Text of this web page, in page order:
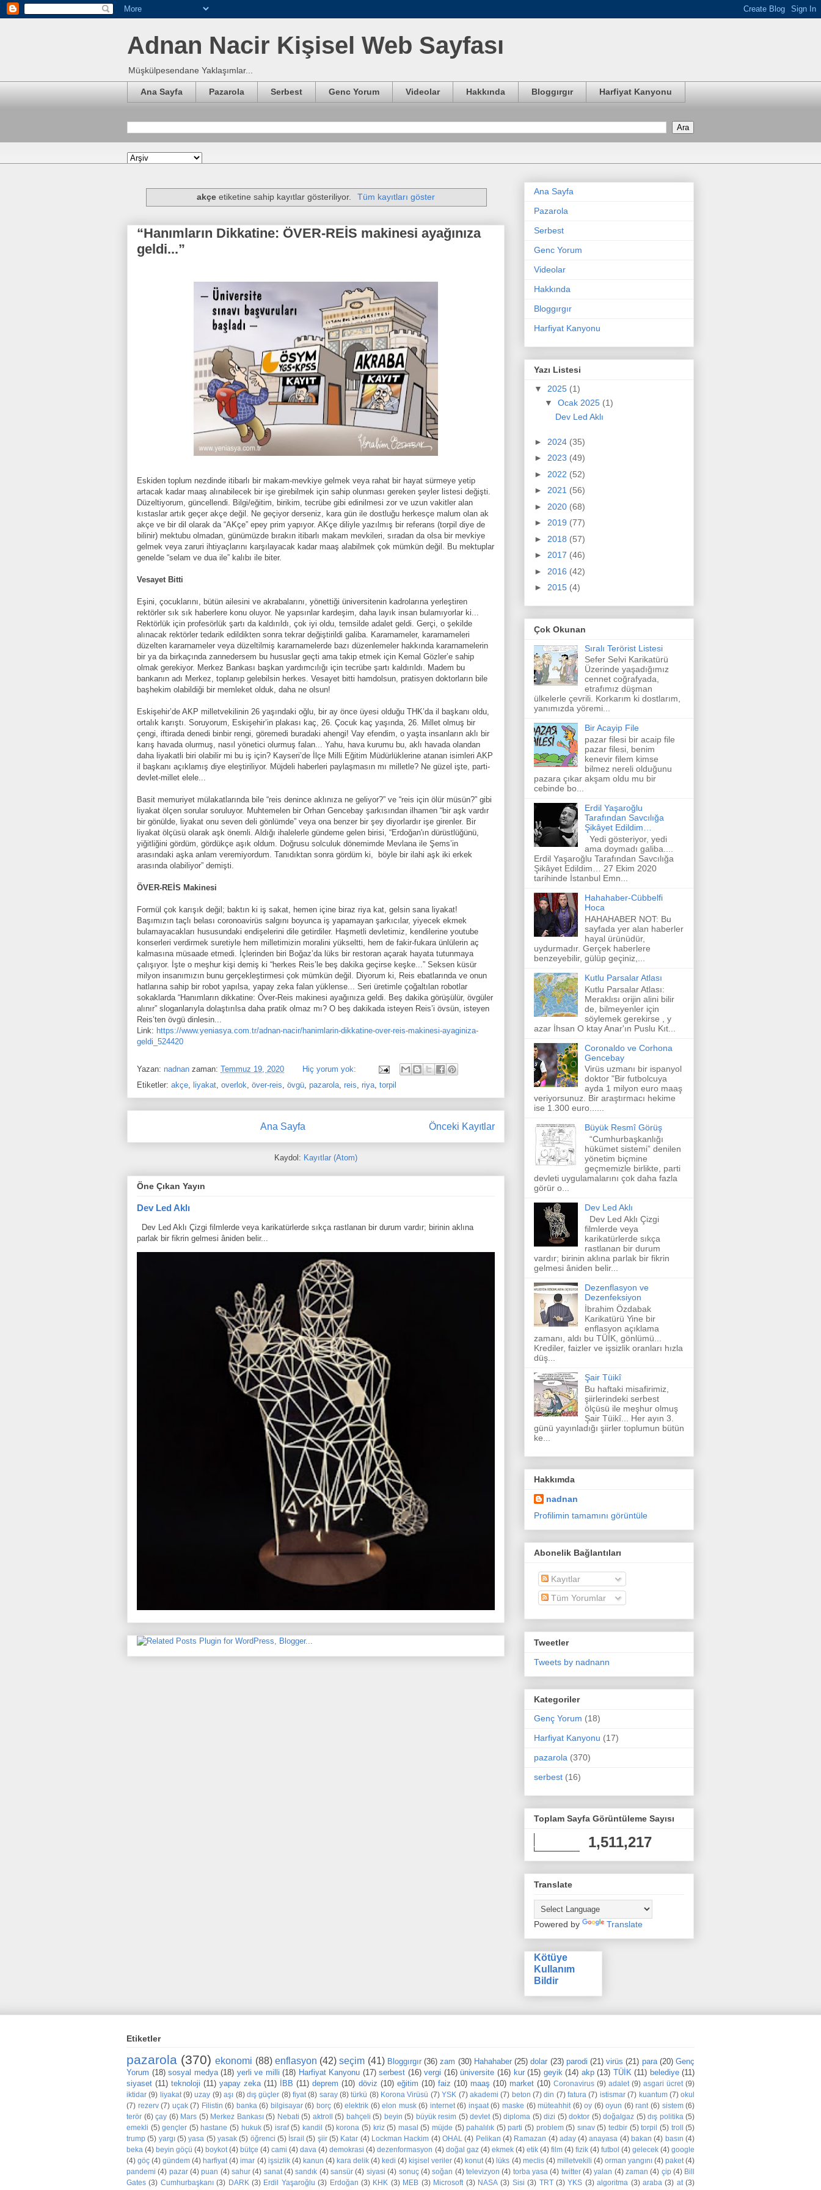
Adnan Nacir Kişisel Web Sayfası
Müşkülpesendane Yaklaşımlar...
Ana Sayfa Pazarola Serbest Genc Yorum Videolar Hakkında Bloggırgır Harfiyat Kanyonu
akçe etiketine sahip kayıtlar gösteriliyor. Tüm kayıtları göster
“Hanımların Dikkatine: ÖVER-REİS makinesi ayağınıza
geldi...”
Eskiden toplum nezdinde itibarlı bir makam-mevkiye gelmek veya rahat bir hayat sürmeye yetip
artacak kadar maaş alınabilecek bir işe girebilmek için sahip olunması gereken şeyler listesi değişti.
Düzeltiyorum, güncellendi. Bilgi/eğitim, birikim, tecrübe gibi edinilmesi zor ve uzun vakitler alan
kıstaslar artık geçer akçe değil. Ne geçiyor derseniz, kara gün ile dostluğu herkesçe malum olan ak
akçe ve bir dil olarak da “AKçe” epey prim yapıyor. AKçe diliyle yazılmış bir referans (torpil diye de
bilinir) mektubu olmadan, günümüzde bırakın itibarlı makam mevkileri, sıradan da olsa bir mevkiye
gelmek veya zaruri ihtiyaçlarını karşılayacak kadar maaş alabilmek çok mümkün değil. Bu mektuplar
genelde “selam ve dua ile” kalıbı ile biter.
Vesayet Bitti
Eşini, çocuklarını, bütün ailesini ve akrabalarını, yönettiği üniversitenin kadrolarına yerleştiren
rektörler sık sık haberlere konu oluyor. Ne yapsınlar kardeşim, daha layık insan bulamıyorlar ki...
Rektörlük için profesörlük şartı da kaldırıldı, çok iyi oldu, temsilde adalet geldi. Gerçi, o şekilde
alınacak rektörler tedarik edildikten sonra tekrar değiştirildi galiba. Kararnameler, kararnameleri
düzelten kararnameler veya düzeltilmiş kararnamelerde bazı düzenlemeler hakkında kararnamelerin
bir ya da birkaçında zannedersem bu hususlar geçti ama takip etmek için Kemal Gözler’e sahip
olmak gerekiyor. Merkez Bankası başkan yardımcılığı için tecrübe şartı kaldırıldı. Madem bu
bankanın adı Merkez, toplanıp gelebilsin herkes. Vesayet bitti hamdolsun, pratisyen doktorların bile
başhekim olabildiği bir memleket olduk, daha ne olsun!
Eskişehir’de AKP milletvekilinin 26 yaşındaki oğlu, bir ay önce üyesi olduğu THK’da il başkanı oldu,
ortalık karıştı. Soruyorum, Eskişehir’in plakası kaç, 26. Çocuk kaç yaşında, 26. Millet olmuş bir
çengi, iftirada denedi binbir rengi, göremedi buradaki ahengi! Vay efendim, o yaşta insanların aklı bir
karış havada olurmuş, nasıl yönetici olurmuş falan... Yahu, hava kurumu bu, aklı havada olandan
daha liyakatli biri olabilir mi bu iş için? Kayseri’de İlçe Milli Eğitim Müdürlüklerine atanan isimleri AKP
il başkanı açıklamış diye eleştiriliyor. Müjdeli haberleri paylaşmasın mı milletle? Ne güzel işte, parti-
devlet-millet elele...
Basit memuriyet mülakatlarında bile “reis denince aklınıza ne geliyor?” ve “reis için ölür müsün?” gibi
liyakat ölçen sorular soruluyor. Muhtemelen bir Orhan Gencebay şarkısından ilhamen “bir aşk vardır
bir gönülde, liyakat onu seven deli gönlümde” veya ona benzer bir şey diyorlardır işe girenler. Bir
liyakat ölçüsü olarak aşk önemli. Aldığı ihalelerle gündeme gelen birisi, “Erdoğan'ın dürüstlüğünü,
yiğitliğini gördüm, gördükçe aşık oldum. Doğrusu solculuk dönemimde Mevlana ile Şems’in
arasındaki aşka anlam veremiyordum. Tanıdıktan sonra gördüm ki, böyle bir ilahi aşk iki erkek
arasında olabiliyor” demişti.
ÖVER-REİS Makinesi
Formül çok karışık değil; baktın ki iş sakat, hemen içine biraz riya kat, gelsin sana liyakat!
Başımızın taçlı belası coronoavirüs salgını boyunca iş yapamayan şarkıcılar, yiyecek ekmek
bulamayacakları hususundaki endişelerini dile getirdiler. Haşmetli devletimiz, kendilerine youtube
konserleri verdirmek suretiyle hem milletimizin moralini yükseltti, hem de fakir-fukara ünlülerin aç
kalmasına müsaade etmedi. İçlerinden biri Boğaz’da lüks bir restoran açarak hayata tutunmaya
çalışıyor. İşte o meşhur kişi demiş ki “herkes Reis’le beş dakika geçirse keşke...” Seksen küsür
milyon insanımızın bunu gerçekleştirmesi çok mümkün değil. Diyorum ki, Reis ebatlarında ve onun
hatlarına sahip bir robot yapılsa, yapay zeka falan yüklense... Seri üretimle çoğaltılan robotlar
sokaklarda “Hanımların dikkatine: Över-Reis makinesi ayağınıza geldi. Beş dakika görüşülür, övgüler
alınır” sloganlarıyla dolaştırılsa daha pratik olmaz mı? O beş dakikada isteyen Reis’i övsün, isteyen
Reis’ten övgü dinlesin...
Link: https://www.yeniasya.com.tr/adnan-nacir/hanimlarin-dikkatine-over-reis-makinesi-ayaginiza-
geldi_524420
Yazan: nadnan zaman: Temmuz 19, 2020
Hiç yorum yok:
Etiketler: akçe, liyakat, overlok, över-reis, övgü, pazarola, reis, riya, torpil
Önceki Kayıtlar
Ana Sayfa
Kaydol: Kayıtlar (Atom)
Öne Çıkan Yayın
Dev Led Aklı
Dev Led Aklı Çizgi filmlerde veya karikatürlerde sıkça rastlanan bir durum vardır; birinin aklına
parlak bir fikrin gelmesi âniden belir...
Ana Sayfa
Pazarola
Serbest
Genc Yorum
Videolar
Hakkında
Bloggırgır
Harfiyat Kanyonu
Yazı Listesi
▼ 2025 (1)
▼ Ocak 2025 (1)
Dev Led Aklı
► 2024 (35)
► 2023 (49)
► 2022 (52)
► 2021 (56)
► 2020 (68)
► 2019 (77)
► 2018 (57)
► 2017 (46)
► 2016 (42)
► 2015 (4)
Çok Okunan
Sıralı Terörist Listesi
Sefer Selvi Karikatürü
Üzerinde yaşadığımız
cennet coğrafyada,
etrafımız düşman
ülkelerle çevrili. Korkarım ki dostlarım,
yanımızda yöremi...
Bir Acayip File
pazar filesi bir acaip file
pazar filesi, benim
kenevir filem kimse
bilmez nereli olduğunu
pazara çıkar akşam oldu mu bir
cebinde bo...
Erdil Yaşaroğlu
Tarafından Savcılığa
Şikâyet Edildim…
Yedi gösteriyor, yedi
ama doymadı galiba....
Erdil Yaşaroğlu Tarafından Savcılığa
Şikâyet Edildim… 27 Ekim 2020
tarihinde İstanbul Emn...
Hahahaber-Cübbelfi
Hoca
HAHAHABER NOT: Bu
sayfada yer alan haberler
hayal ürünüdür,
uydurmadır. Gerçek haberlere
benzeyebilir, gülüp geçiniz,...
Kutlu Parsalar Atlası
Kutlu Parsalar Atlası:
Meraklısı orijin alini bilir
de, bilmeyenler için
söylemek gerekirse , y
azar İhsan O ktay Anar'ın Puslu Kıt...
Coronaldo ve Corhona
Gencebay
Virüs uzmanı bir ispanyol
doktor "Bir futbolcuya
ayda 1 milyon euro maaş
veriyorsunuz. Bir araştırmacı hekime
ise 1.300 euro......
Büyük Resmî Görüş
“Cumhurbaşkanlığı
hükümet sistemi” denilen
yönetim biçmine
geçmemizle birlikte, parti
devleti uygulamalarını çok daha fazla
görür o...
Dev Led Aklı
Dev Led Aklı Çizgi
filmlerde veya
karikatürlerde sıkça
rastlanan bir durum
vardır; birinin aklına parlak bir fikrin
gelmesi âniden belir...
Dezenflasyon ve
Dezenfeksiyon
İbrahim Özdabak
Karikatürü Yine bir
enflasyon açıklama
zamanı, aldı bu TÜİK, gönlümü...
Krediler, faizler ve işsizlik oranları hızla
düş...
Şair Tüikî
Bu haftaki misafirimiz,
şiirlerindeki serbest
ölçüsü ile meşhur olmuş
Şair Tüikî... Her ayın 3.
günü yayınladığı şiirler toplumun bütün
ke...
Hakkımda
nadnan
Profilimin tamamını görüntüle
Abonelik Bağlantıları
Kayıtlar
Tüm Yorumlar
Tweetler
Tweets by nadnann
Kategoriler
Genç Yorum (18)
Harfiyat Kanyonu (17)
pazarola (370)
serbest (16)
Toplam Sayfa Görüntüleme Sayısı
1,511,217
Translate
Powered by Translate
Kötüye
Kullanım
Bildir
Etiketler
pazarola (370) ekonomi (88) enflasyon (42) seçim (41) Bloggırgır (36) zam (30) Hahahaber (25) dolar (23) parodi (21) virüs (21) para (20) Genç
Yorum (18) sosyal medya (18) yerli ve milli (18) Harfiyat Kanyonu (17) serbest (16) vergi (16) üniversite (16) kur (15) geyik (14) akp (13) TÜİK (11) belediye (11)
siyaset (11) teknoloji (11) yapay zeka (11) İBB (11) deprem (10) döviz (10) eğitim (10) faiz (10) maaş (10) market (10) Coronavirus (9) adalet (9) asgari ücret (9)
iktidar (9) liyakat (9) uzay (9) aşı (8) dış güçler (8) fiyat (8) saray (8) türkü (8) Korona Virüsü (7) YSK (7) akademi (7) beton (7) din (7) fatura (7) istismar (7) kuantum (7) okul
(7) rezerv (7) uçak (7) Filistin (6) banka (6) bilgisayar (6) borç (6) elektrik (6) elon musk (6) internet (6) inşaat (6) maske (6) müteahhit (6) oy (6) oyun (6) rant (6) sistem (6)
terör (6) çay (6) Mars (5) Merkez Bankası (5) Nebati (5) aktroll (5) bahçeli (5) beyin (5) büyük resim (5) devlet (5) diploma (5) dizi (5) doktor (5) doğalgaz (5) dış politika (5)
emekli (5) gençler (5) hastane (5) hukuk (5) israf (5) kandil (5) korona (5) kriz (5) masal (5) müjde (5) pahalılık (5) parti (5) problem (5) sınav (5) tedbir (5) torpil (5) troll
(5)
trump (5) yargı (5) yasa (5) yasak (5) öğrenci (5) İsrail (5) şiir (5) Katar (4) Lockman Hackim (4) OHAL (4) Pelikan (4) Ramazan (4) aday (4) anayasa (4) bakan (4) basın (4)
beka (4) beyin göçü (4) boykot (4) bütçe (4) cami (4) dava (4) demokrasi (4) dezenformasyon (4) doğal gaz (4) ekmek (4) etik (4) film (4) fizik (4) futbol (4) gelecek (4) google
(4) göç (4) gündem (4) harfiyat (4) imar (4) işsizlik (4) kanun (4) kara delik (4) kedi (4) kişisel veriler (4) konut (4) lüks (4) meclis (4) milletvekili (4) orman yangını (4) paket (4)
pandemi (4) pazar (4) puan (4) sahur (4) sanat (4) sandık (4) sansür (4) siyasi (4) sonuç (4) soğan (4) televizyon (4) torba yasa (4) twitter (4) yalan (4) zaman (4) çip (4) Bill
Gates (3) Cumhurbaşkanı (3) DARK (3) Erdil Yaşaroğlu (3) Erdoğan (3) KHK (3) MEB (3) Microsoft (3) NASA (3) Sisi (3) TRT (3) YKS (3) algoritma (3) araba (3) at (3)